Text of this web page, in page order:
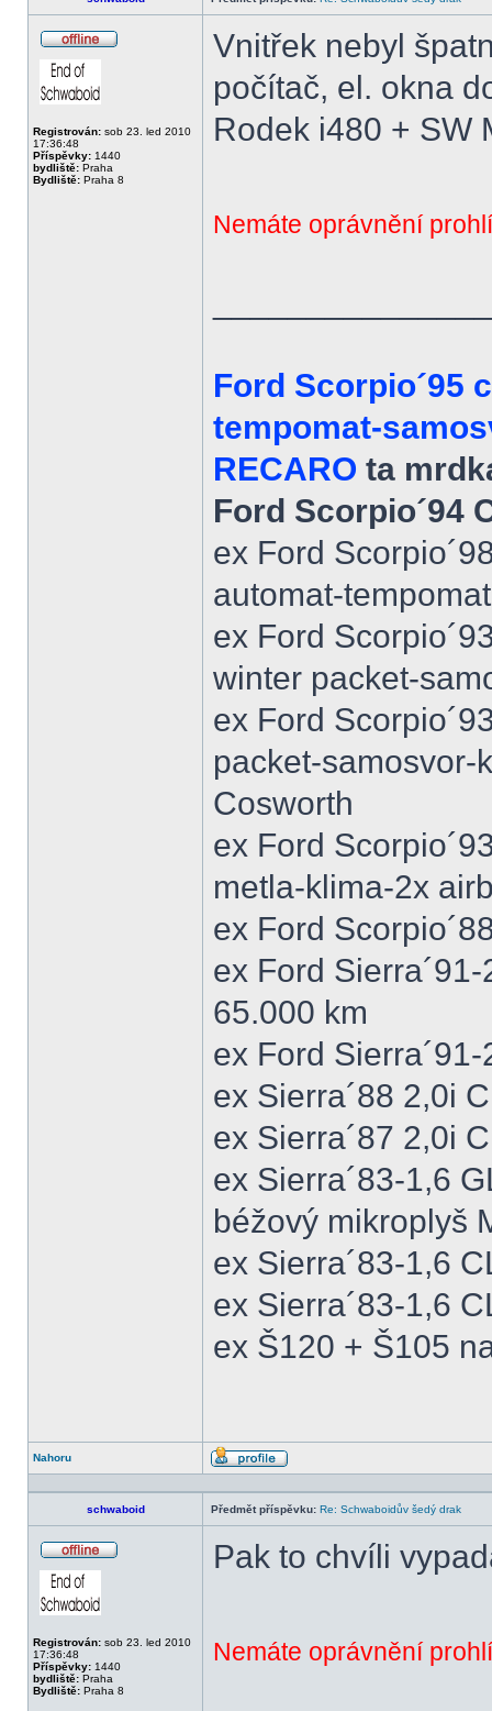
Registrován: sob 23. led 2010
17:36:48
Příspěvky: 1440
bydliště: Praha
Bydliště: Praha 8
Vnitřek nebyl
počítač, el. okna
Rodek i480 + SW
Nemáte oprávnění
Ford Scorpio´95
tempomat-
RECARO ta
Ford Scorpio´94
ex Ford
automat-
ex Ford
winter packet-
ex Ford
packet-samosvor-
Cosworth
ex Ford
metla-klima-2x
ex Ford
ex Ford
65.000 km
ex Ford
ex Sierra´88 2,0i
ex Sierra´87 2,0i
ex Sierra´83-1,6
béžový mikroplyš
ex Sierra´83-1,6
ex Sierra´83-1,6
ex Š120 + Š105
Nahoru
Profil
schwaboid Předmět příspěvku: Re: Schwaboidův šedý drak
Registrován: sob 23. led 2010
17:36:48
Příspěvky: 1440
bydliště: Praha
Bydliště: Praha 8
Pak to chvíli
Nemáte oprávnění